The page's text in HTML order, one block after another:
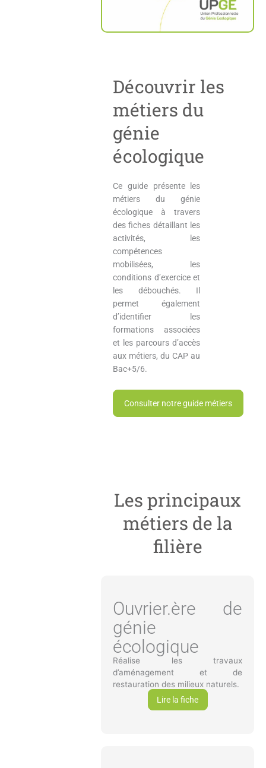
Découvrir les
métiers du
génie
écologique
Ce guide présente les
métiers du génie
écologique à travers
des fiches détaillant les
activités, les
compétences
mobilisées, les
conditions d’exercice et
les débouchés. Il
permet également
d’identifier les
formations associées
et les parcours d’accès
aux métiers, du CAP au
Bac+5/6.
Consulter notre guide métiers
Les principaux
métiers de la
filière
Ouvrier.ère de
génie
écologique
Réalise les travaux
d’aménagement et de
restauration des milieux naturels.
Lire la fiche